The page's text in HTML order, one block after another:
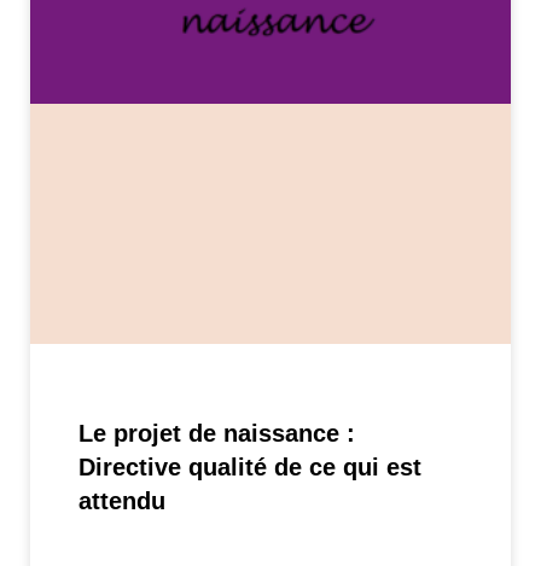
Le projet de naissance :
Directive qualité de ce qui est
attendu